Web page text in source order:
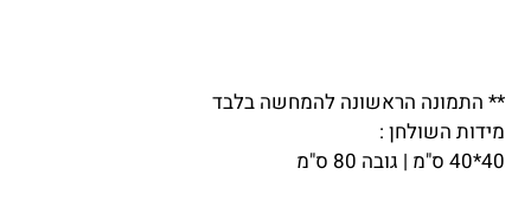
** התמונה הראשונה להמחשה בלבד
מידות השולחן :
40*40 ס"מ | גובה 80 ס"מ